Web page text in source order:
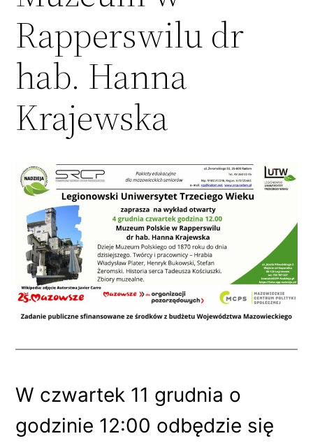
Rapperswilu dr
hab. Hanna
Krajewska
W czwartek 11 grudnia o
godzinie 12:00 odbędzie się